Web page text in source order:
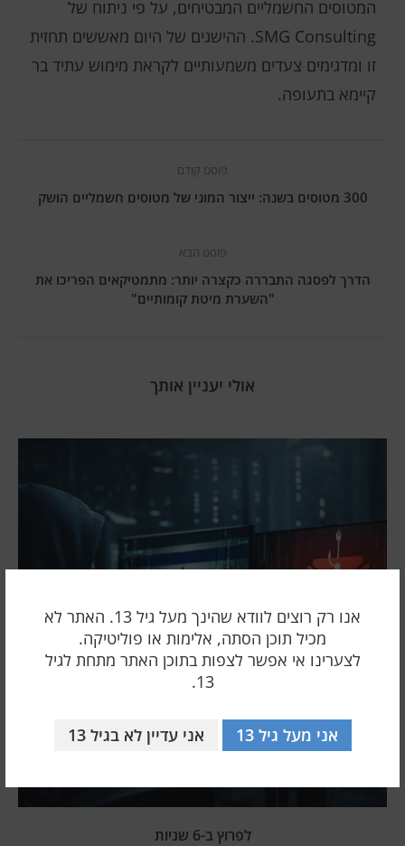
אנו רק רוצים לוודא שהינך מעל גיל 13. האתר לא
מכיל תוכן הסתה, אלימות או פוליטיקה.
לצערינו אי אפשר לצפות בתוכן האתר מתחת לגיל
13.
אני מעל גיל 13 אני עדיין לא בגיל 13
המטוסים החשמליים המבטיחים, על פי ניתוח של
SMG Consulting. ההישגים של היום מאששים תחזית
זו ומדגימים צעדים משמעותיים לקראת מימוש עתיד בר
קיימא בתעופה.
פוסט קודם
300 מטוסים בשנה: ייצור המוני של מטוסים חשמליים הושק
פוסט הבא
הדרך לפסגה התבררה כקצרה יותר: מתמטיקאים הפריכו את
"השערת מיטת קומותיים"
אולי יעניין אותך
לפרוץ ב-6 שניות